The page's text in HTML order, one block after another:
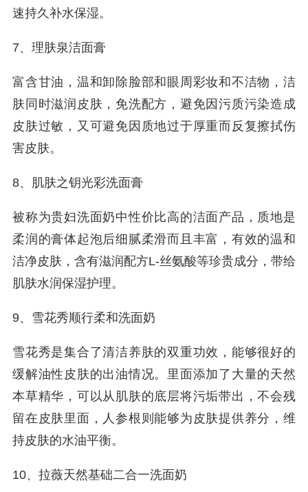
速持久补水保湿。
7、理肤泉洁面膏
富含甘油，温和卸除脸部和眼周彩妆和不洁物，洁
肤同时滋润皮肤，免洗配方，避免因污质污染造成
皮肤过敏，又可避免因质地过于厚重而反复擦拭伤
害皮肤。
8、肌肤之钥光彩洗面膏
被称为贵妇洗面奶中性价比高的洁面产品，质地是
柔润的膏体起泡后细腻柔滑而且丰富，有效的温和
洁净皮肤，含有滋润配方L-丝氨酸等珍贵成分，带给
肌肤水润保湿护理。
9、雪花秀顺行柔和洗面奶
雪花秀是集合了清洁养肤的双重功效，能够很好的
缓解油性皮肤的出油情况。里面添加了大量的天然
本草精华，可以从肌肤的底层将污垢带出，不会残
留在皮肤里面，人参根则能够为皮肤提供养分，维
持皮肤的水油平衡。
10、拉薇天然基础二合一洗面奶